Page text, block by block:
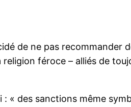
de ne pas recommander
féroce – alliés de
« des sanctions même